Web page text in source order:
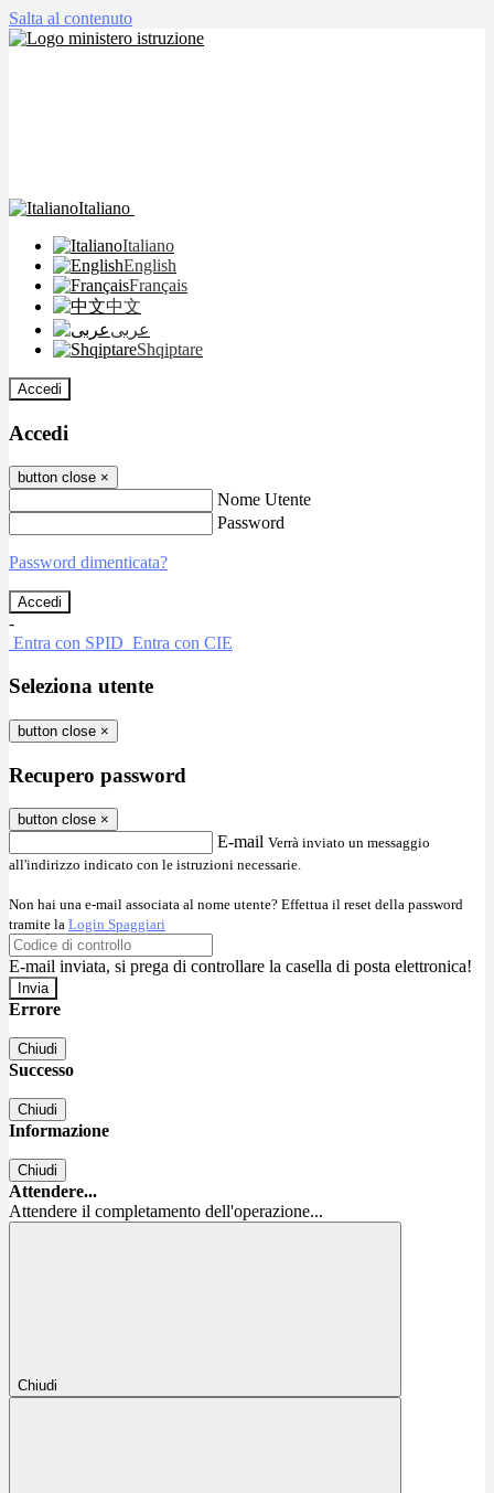
Salta al contenuto
Italiano
Italiano
English
Français
中文
عربى
Shqiptare
Accedi
Accedi
button close ×
Nome Utente
Password
Password dimenticata?
-
Entra con SPID Entra con CIE
Seleziona utente
button close ×
Recupero password
button close ×
E-mail Verrà inviato un messaggio
all'indirizzo indicato con le istruzioni necessarie.
Non hai una e-mail associata al nome utente? Effettua il reset della password
tramite la Login Spaggiari
E-mail inviata, si prega di controllare la casella di posta elettronica!
Errore
Chiudi
Successo
Chiudi
Informazione
Chiudi
Attendere...
Attendere il completamento dell'operazione...
Chiudi